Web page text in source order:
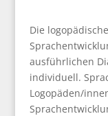
Die
ausführlichen
individuell.
Logopäden/